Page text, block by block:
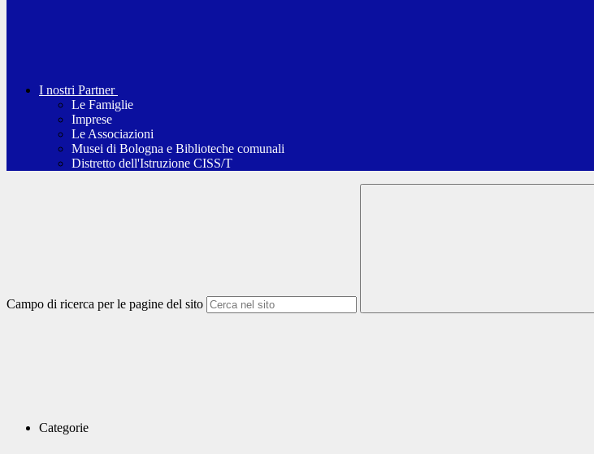
I nostri Partner
Le Famiglie
Imprese
Le Associazioni
Musei di Bologna e Biblioteche comunali
Distretto dell'Istruzione CISS/T
Campo di ricerca per le pagine del sito
Categorie